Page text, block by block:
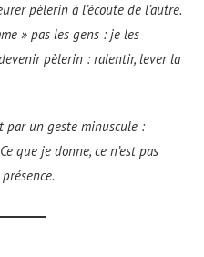
pèlerin à l’écoute de l’autre.
» pas les gens : je les
pèlerin : ralentir, lever la
par un geste minuscule :
que je donne, ce n’est pas